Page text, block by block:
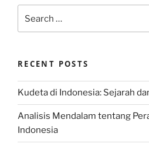
for:
RECENT POSTS
Kudeta di Indonesia: Sejarah
Analisis Mendalam tentang
Indonesia